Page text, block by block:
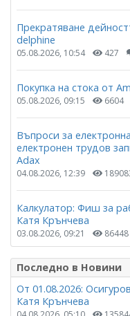
Прекратяване
delphine
05.08.2026, 10:54 427
Покупка на стока от
05.08.2026, 09:15 6604
Въпроси за
електронен трудов
Adax
04.08.2026, 12:39
Калкулатор: Фиш за
Катя Крънчева
03.08.2026, 09:21 86448
Последно в Новини
От 01.08.2026:
Катя Крънчева